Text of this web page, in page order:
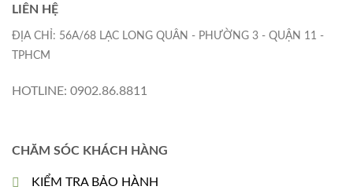
CHĂM SÓC KHÁCH HÀNG
KIỂM TRA BẢO HÀNH
LIÊN HỆ
ĐỊA CHỈ: 56A/68 LẠC LONG QUÂN - PHƯỜNG 3 - QUẬN 11 -
TPHCM
HOTLINE: 0902.86.8811